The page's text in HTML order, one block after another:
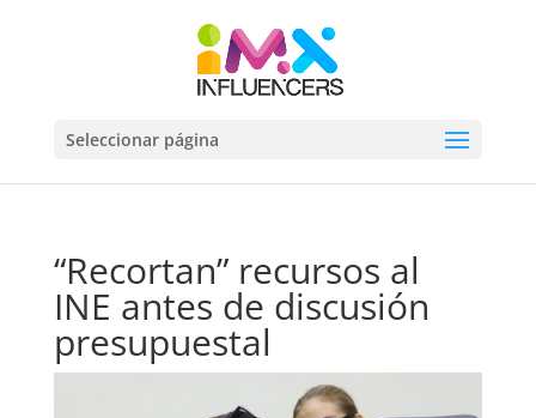
Seleccionar página
“Recortan” recursos al
INE antes de discusión
presupuestal